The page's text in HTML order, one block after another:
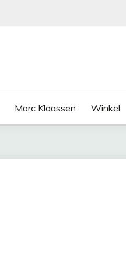
Marc Klaassen Winkel